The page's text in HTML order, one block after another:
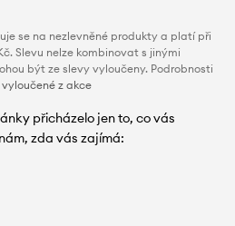
se na nezlevněné produkty a platí při
Slevu nelze kombinovat s jinými
být ze slevy vyloučeny. Podrobnosti
z akce
přicházelo jen to, co vás
zda vás zajímá: